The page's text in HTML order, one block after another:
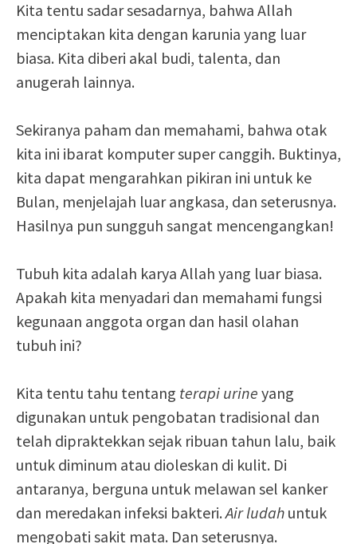
Kita tentu sadar sesadarnya, bahwa Allah
menciptakan kita dengan karunia yang luar
biasa. Kita diberi akal budi, talenta, dan
anugerah lainnya.
Sekiranya paham dan memahami, bahwa otak
kita ini ibarat komputer super canggih. Buktinya,
kita dapat mengarahkan pikiran ini untuk ke
Bulan, menjelajah luar angkasa, dan seterusnya.
Hasilnya pun sungguh sangat mencengangkan!
Tubuh kita adalah karya Allah yang luar biasa.
Apakah kita menyadari dan memahami fungsi
kegunaan anggota organ dan hasil olahan
tubuh ini?
Kita tentu tahu tentang terapi urine yang
digunakan untuk pengobatan tradisional dan
telah dipraktekkan sejak ribuan tahun lalu, baik
untuk diminum atau dioleskan di kulit. Di
antaranya, berguna untuk melawan sel kanker
dan meredakan infeksi bakteri.Air ludah untuk
mengobati sakit mata. Dan seterusnya.